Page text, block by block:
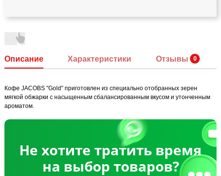
Описание Характеристики Отзывы
Кофе JACOBS "Gold" приготовлен из специально отобранных зерен
мягкой обжарки с насыщенным сбалансированным вкусом и утонченным
ароматом.
Не хотите тратить время
на выбор товаров?